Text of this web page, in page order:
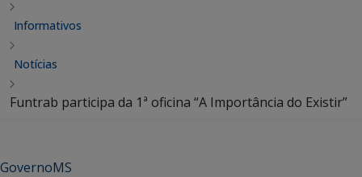
Informativos
Notícias
Funtrab participa da 1ª oficina “A Importância do Existir”
GovernoMS